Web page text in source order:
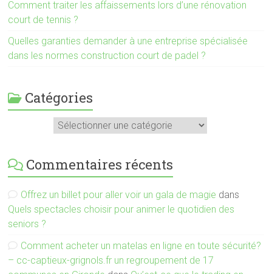
Comment traiter les affaissements lors d’une rénovation
court de tennis ?
Quelles garanties demander à une entreprise spécialisée
dans les normes construction court de padel ?
Catégories
Commentaires récents
Offrez un billet pour aller voir un gala de magie dans
Quels spectacles choisir pour animer le quotidien des
seniors ?
Comment acheter un matelas en ligne en toute sécurité?
– cc-captieux-grignols.fr un regroupement de 17